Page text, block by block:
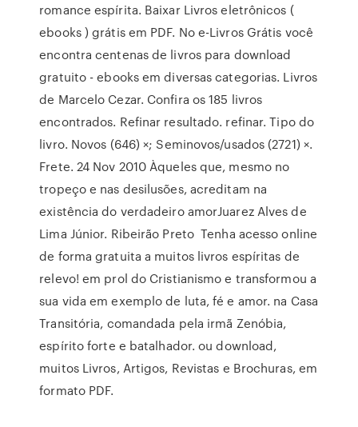
romance espírita. Baixar Livros eletrônicos (
ebooks ) grátis em PDF. No e-Livros Grátis você
encontra centenas de livros para download
gratuito - ebooks em diversas categorias. Livros
de Marcelo Cezar. Confira os 185 livros
encontrados. Refinar resultado. refinar. Tipo do
livro. Novos (646) ×; Seminovos/usados (2721) ×.
Frete. 24 Nov 2010 Àqueles que, mesmo no
tropeço e nas desilusões, acreditam na
existência do verdadeiro amorJuarez Alves de
Lima Júnior. Ribeirão Preto Tenha acesso online
de forma gratuita a muitos livros espíritas de
relevo! em prol do Cristianismo e transformou a
sua vida em exemplo de luta, fé e amor. na Casa
Transitória, comandada pela irmã Zenóbia,
espírito forte e batalhador. ou download,
muitos Livros, Artigos, Revistas e Brochuras, em
formato PDF.